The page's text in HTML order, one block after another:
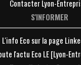
S'INFORMER
L'info Eco sur la page
Toute l'actu Eco LE [Lyon-
Toute l'info des